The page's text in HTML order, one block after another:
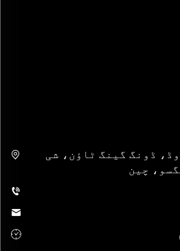
روڈ، ڈونگ گینگ ٹاؤن، شی
چین